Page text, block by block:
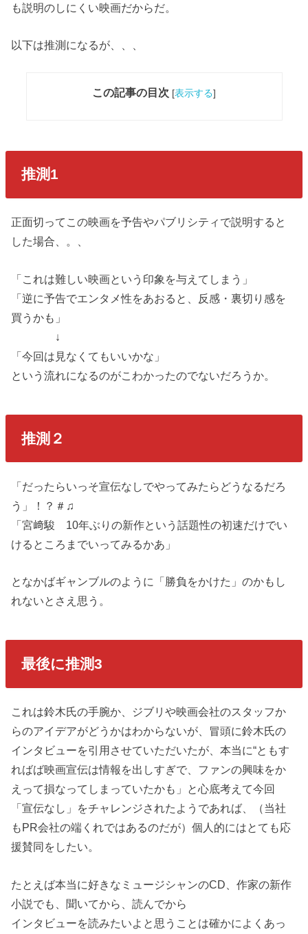
も説明のしにくい映画だからだ。
以下は推測になるが、、、
この記事の目次 [表示する]
推測1
正面切ってこの映画を予告やパブリシティで説明すると
した場合、。、
「これは難しい映画という印象を与えてしまう」
「逆に予告でエンタメ性をあおると、反感・裏切り感を
買うかも」
↓
「今回は見なくてもいいかな」
という流れになるのがこわかったのでないだろうか。
推測２
「だったらいっそ宣伝なしでやってみたらどうなるだろ
う」！？＃♫
「宮﨑駿 10年ぶりの新作という話題性の初速だけでい
けるところまでいってみるかあ」
となかばギャンブルのように「勝負をかけた」のかもし
れないとさえ思う。
最後に推測3
これは鈴木氏の手腕か、ジブリや映画会社のスタッフか
らのアイデアがどうかはわからないが、冒頭に鈴木氏の
インタビューを引用させていただいたが、本当に“ともす
ればば映画宣伝は情報を出しすぎで、ファンの興味をか
えって損なってしまっていたかも」と心底考えて今回
「宣伝なし」をチャレンジされたようであれば、（当社
もPR会社の端くれではあるのだが）個人的にはとても応
援賛同をしたい。
たとえば本当に好きなミュージシャンのCD、作家の新作
小説でも、聞いてから、読んでから
インタビューを読みたいよと思うことは確かによくあっ